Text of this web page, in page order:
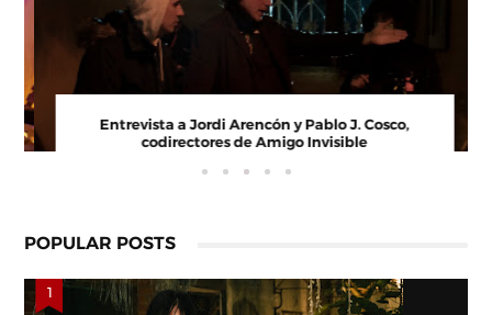
Entrevista a Paco Arasanz, director y guionista de
Nos Veremos Esta Noche, Mi Amor
POPULAR POSTS